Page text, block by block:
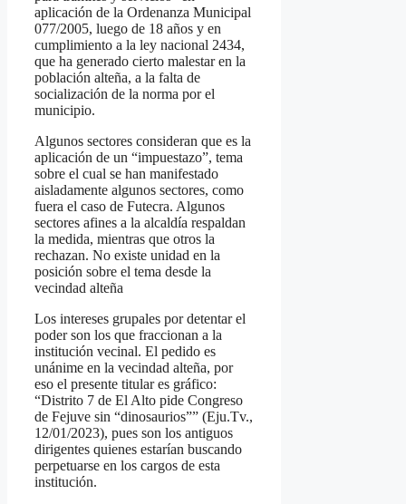
aplicación de la Ordenanza Municipal
077/2005, luego de 18 años y en
cumplimiento a la ley nacional 2434,
que ha generado cierto malestar en la
población alteña, a la falta de
socialización de la norma por el
municipio.
Algunos sectores consideran que es la
aplicación de un “impuestazo”, tema
sobre el cual se han manifestado
aisladamente algunos sectores, como
fuera el caso de Futecra. Algunos
sectores afines a la alcaldía respaldan
la medida, mientras que otros la
rechazan. No existe unidad en la
posición sobre el tema desde la
vecindad alteña
Los intereses grupales por detentar el
poder son los que fraccionan a la
institución vecinal. El pedido es
unánime en la vecindad alteña, por
eso el presente titular es gráfico:
“Distrito 7 de El Alto pide Congreso
de Fejuve sin “dinosaurios”” (Eju.Tv.,
12/01/2023), pues son los antiguos
dirigentes quienes estarían buscando
perpetuarse en los cargos de esta
institución.